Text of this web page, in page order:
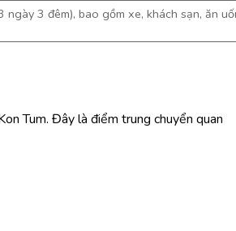
3 đêm), bao gồm xe, khách sạn, ăn
Tum. Đây là điểm trung chuyển quan